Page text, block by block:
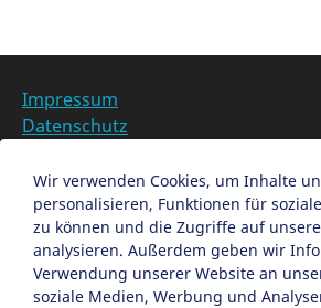
Impressum
Datenschutz
Datenschutzeinstellungen
EN
Ein Projekt der Congress- und
Nürnberg
Wir verwenden Cookies, um Inhalte
personalisieren, Funktionen für
zu können und die Zugriffe auf
analysieren. Außerdem geben wir
Verwendung unserer Website an
soziale Medien, Werbung und